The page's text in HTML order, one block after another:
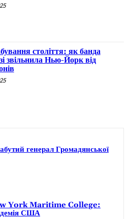
століття: як банда
звільнила Нью-Йорк від
генерал Громадянської
York Maritime College:
США